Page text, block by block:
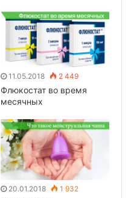
11.05.2018 2 449
Флюкостат во время
месячных
20.01.2018 1 932